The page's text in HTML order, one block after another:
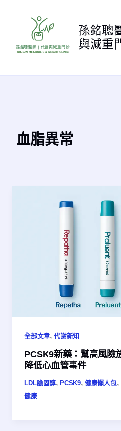
孫銘聰
與減重
血脂異常
全部文章, 代謝新知
PCSK9新藥：幫高風險
降低心血管事件
LDL膽固醇, PCSK9, 健康懶人包,
健康